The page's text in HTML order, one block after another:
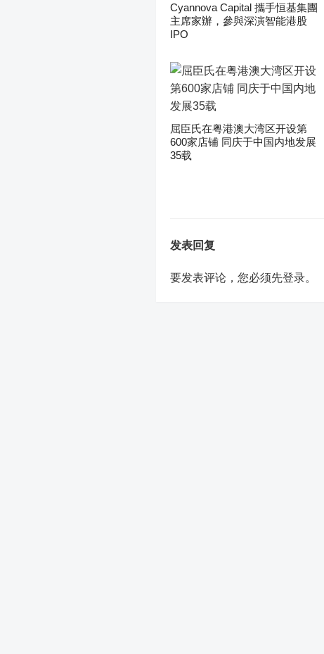
Cyannova Capital 攜手恒基集團
主席家辦，參與深演智能港股
IPO
屈臣氏在粤港澳大湾区开设第
600家店铺 同庆于中国内地发展
35载
发表回复
要发表评论，您必须先登录。